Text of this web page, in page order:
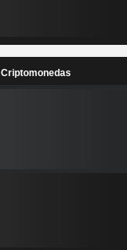
Criptomonedas